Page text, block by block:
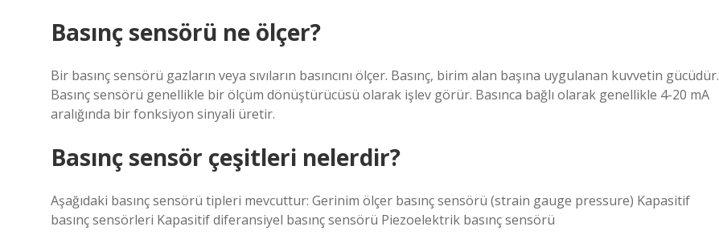
Basınç sensörü ne ölçer?
Bir basınç sensörü gazların veya sıvıların basıncını ölçer. Basınç, birim alan başına uygulanan kuvvetin gücüdür.
Basınç sensörü genellikle bir ölçüm dönüştürücüsü olarak işlev görür. Basınca bağlı olarak genellikle 4-20 mA
aralığında bir fonksiyon sinyali üretir.
Basınç sensör çeşitleri nelerdir?
Aşağıdaki basınç sensörü tipleri mevcuttur: Gerinim ölçer basınç sensörü (strain gauge pressure) Kapasitif
basınç sensörleri Kapasitif diferansiyel basınç sensörü Piezoelektrik basınç sensörü